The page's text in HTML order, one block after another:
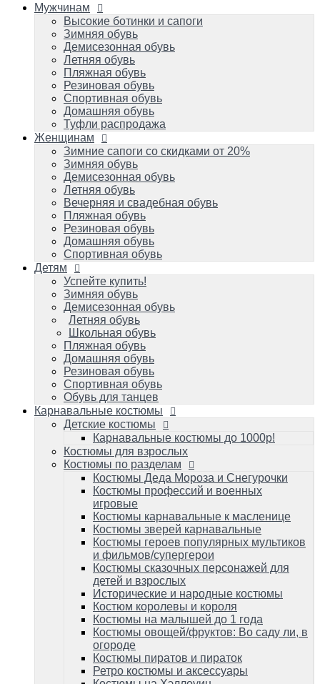
Зимние сапоги со скидками от 20%
Зимняя обувь
Демисезонная обувь
Летняя обувь
Вечерняя и свадебная обувь
Пляжная обувь
Резиновая обувь
Домашняя обувь
Спортивная обувь
Детям
Успейте купить!
Зимняя обувь
Демисезонная обувь
Летняя обувь
Школьная обувь
Пляжная обувь
Домашняя обувь
Резиновая обувь
Спортивная обувь
Обувь для танцев
Карнавальные костюмы
Детские костюмы
Карнавальные костюмы до 1000р!
Костюмы для взрослых
Костюмы по разделам
Костюмы Деда Мороза и Снегурочки
Костюмы профессий и военных игровые
Костюмы карнавальные к масленице
Костюмы зверей карнавальные
Костюмы героев популярных мультиков
и фильмов/супергерои
Костюмы сказочных персонажей для
детей и взрослых
Исторические и народные костюмы
Костюм королевы и короля
Костюмы на малышей до 1 года
Костюмы овощей/фруктов: Во саду ли, в
огороде
Костюмы пиратов и пираток
Ретро костюмы и аксессуары
Костюмы на Хэллоуин
Таблица соответствия размер/рост
Аксессуары для карнавала
Аксессуары
Оружие
Парики
Маски
Головные уборы
Мужчинам
Высокие ботинки и сапоги
Зимняя обувь
Демисезонная обувь
Летняя обувь
Пляжная обувь
Резиновая обувь
Спортивная обувь
Домашняя обувь
Туфли распродажа
Женщинам
Зимние сапоги со скидками от 20%
Зимняя обувь
Демисезонная обувь
Летняя обувь
Вечерняя и свадебная обувь
Пляжная обувь
Резиновая обувь
Домашняя обувь
Спортивная обувь
Детям
Успейте купить!
Зимняя обувь
Демисезонная обувь
Летняя обувь
Школьная обувь
Пляжная обувь
Домашняя обувь
Резиновая обувь
Спортивная обувь
Обувь для танцев
Карнавальные костюмы
Детские костюмы
Карнавальные костюмы до 1000р!
Костюмы для взрослых
Костюмы по разделам
Костюмы Деда Мороза и Снегурочки
Костюмы профессий и военных
игровые
Костюмы карнавальные к масленице
Костюмы зверей карнавальные
Костюмы героев популярных мультиков
и фильмов/супергерои
Костюмы сказочных персонажей для
детей и взрослых
Исторические и народные костюмы
Костюм королевы и короля
Костюмы на малышей до 1 года
Костюмы овощей/фруктов: Во саду ли, в
огороде
Костюмы пиратов и пираток
Ретро костюмы и аксессуары